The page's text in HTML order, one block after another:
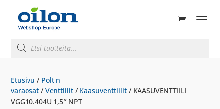
search
Etusivu / Poltin
varaosat /Venttiilit / Kaasuventtiilit / KAASUVENTTIILI
VGG10.404U 1,5″ NPT